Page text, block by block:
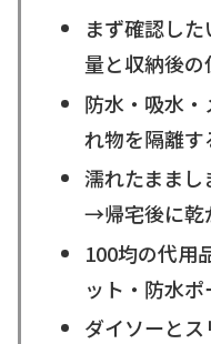
まず確認し
量と収納後の
防水・吸水
れ物を隔離
濡れたまま
→帰宅後に乾
100均の代用
ット・防水
ダイソーと